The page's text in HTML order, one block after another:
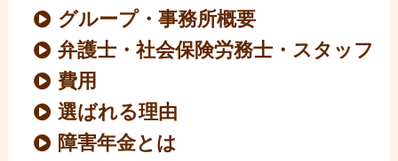
グループ・事務所概要
弁護士・社会保険労務士・スタッフ
費用
選ばれる理由
障害年金とは